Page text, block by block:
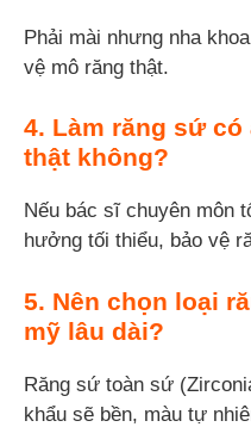
Phải mài nhưng nha
vệ mô răng thật.
4. Làm răng sứ
thật không?
Nếu bác sĩ chuyên môn
hưởng tối thiểu, bảo vệ
5. Nên chọn loại
mỹ lâu dài?
Răng sứ toàn sứ
khẩu sẽ bền, màu tự